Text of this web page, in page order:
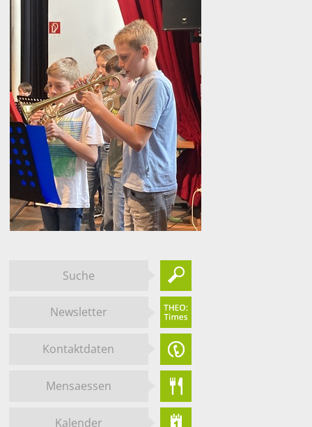
Suche
Newsletter
Kontaktdaten
Mensaessen
Kalender